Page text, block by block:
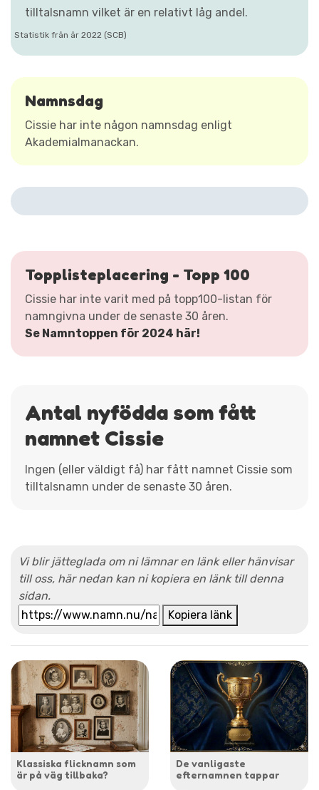
tilltalsnamn vilket är en relativt låg andel.
Statistik från år 2022 (SCB)
Namnsdag
Cissie har inte någon namnsdag enligt
Akademialmanackan.
Topplisteplacering - Topp 100
Cissie har inte varit med på topp100-listan för
namngivna under de senaste 30 åren.
Se Namntoppen för 2024 här!
Antal nyfödda som fått
namnet Cissie
Ingen (eller väldigt få) har fått namnet Cissie som
tilltalsnamn under de senaste 30 åren.
Vi blir jätteglada om ni lämnar en länk eller hänvisar
till oss, här nedan kan ni kopiera en länk till denna
sidan.
Kopiera länk
Klassiska flicknamn som
är på väg tillbaka?
De vanligaste
efternamnen tappar